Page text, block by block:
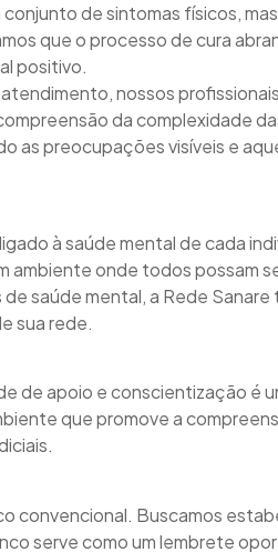
de sintomas físicos,
que o processo de cura
positivo.
nossos
da complexidade
as preocupações visíveis e
à saúde mental de cada
ambiente onde todos possam
saúde mental, a Rede
sua rede.
de apoio e conscientização é
que promove a
convencional. Buscamos
serve como um lembrete